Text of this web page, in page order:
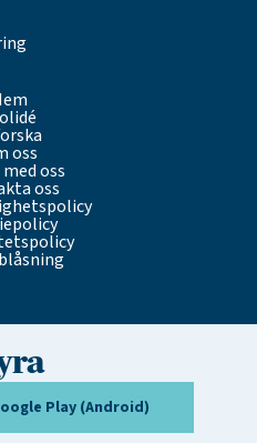
oss
oss
oss
Play (Android)